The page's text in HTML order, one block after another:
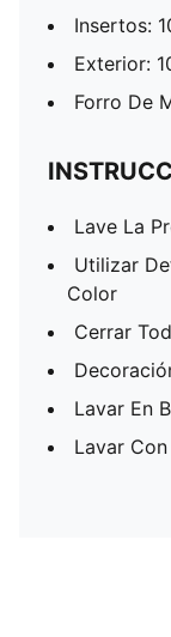
Insertos:
Exterior:
Forro De
Lave La
Utilizar
Color
Cerrar
Lavar En
Lavar